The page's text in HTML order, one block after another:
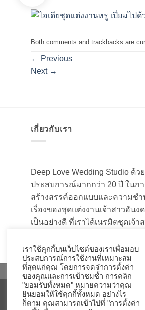
Both comments and trackbacks are
← Previous
Next →
เกี่ยวกับเรา
Deep Love Wedding Studio ด้วย
ประสบการณ์มากกว่า 20 ปี ในก
สร้างสรรค์ออกแบบและความช
เรื่องของชุดแต่งงานเจ้าสาวอันง
เป็นอย่างดี ที่เราได้เนรมิตชุดเจ้า
Copyright 2026 ©Deep Love
เราใช้คุกกี้บนเว็บไซต์ของเราเพื่อมอบ
ประสบการณ์การใช้งานที่เหมาะสม
ที่สุดแก่คุณ โดยการจดจำการตั้งค่า
ของคุณและการเข้าชมซ้ำ การคลิก
"ยอมรับทั้งหมด" หมายความว่าคุณ
ยินยอมให้ใช้คุกกี้ทั้งหมด อย่างไร
ก็ตาม คุณสามารถเข้าไปที่ "การตั้งค่า